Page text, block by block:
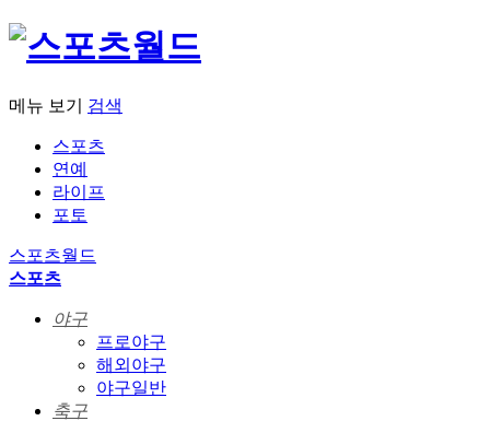
메뉴 보기 검색
스포츠
연예
라이프
포토
스포츠월드
스포츠
야구
프로야구
해외야구
야구일반
축구